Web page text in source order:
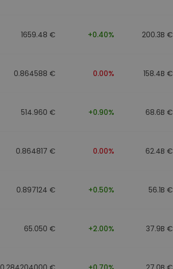
1659.48 € +0.40% 200.3B €
0.864588 € 0.00% 158.4B €
514.960 € +0.90% 68.6B €
0.864817 € 0.00% 62.4B €
0.897124 € +0.50% 56.1B €
65.050 € +2.00% 37.9B €